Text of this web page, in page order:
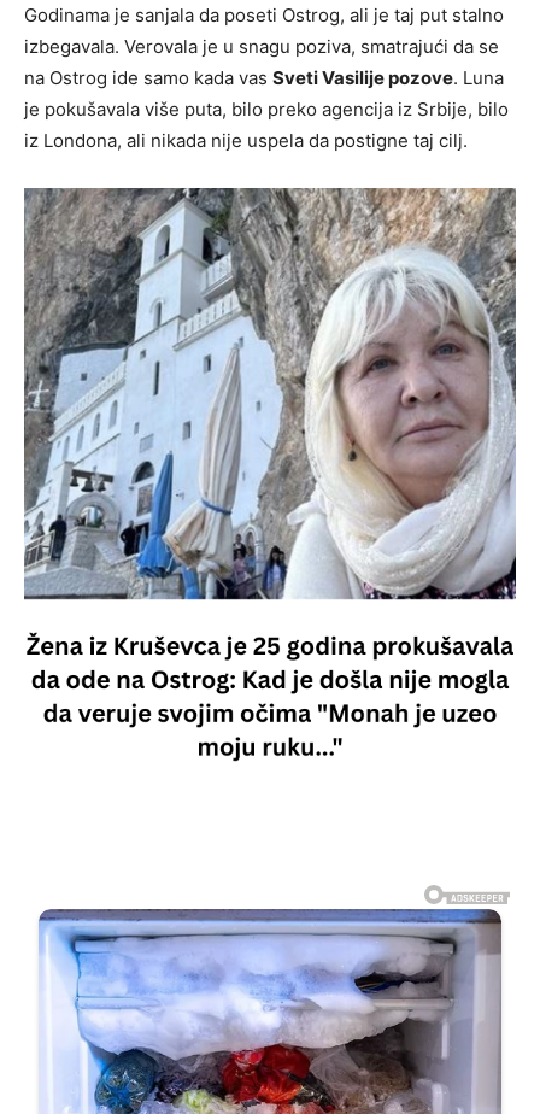
Godinama je sanjala da poseti Ostrog, ali je taj put stalno
izbegavala. Verovala je u snagu poziva, smatrajući da se
na Ostrog ide samo kada vas Sveti Vasilije pozove. Luna
je pokušavala više puta, bilo preko agencija iz Srbije, bilo
iz Londona, ali nikada nije uspela da postigne taj cilj.